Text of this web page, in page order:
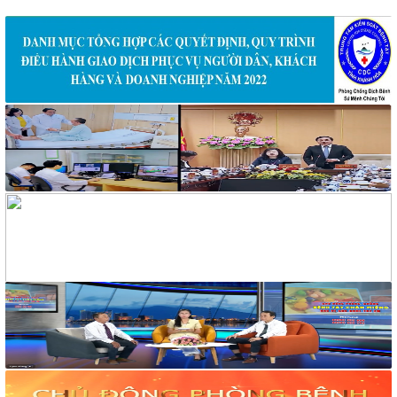
320/BCH-HCKT
V/v Mời báo giá in banner trang trí cho hoạt động phòng,
chống tác hại của thuốc lá
319/BCH-HCKT
V/v Mời báo giá dịch vụ nước uống cho hoạt động truyền
thông phòng, chống tác hại thuốc lá
258/TM-VHXH
Thư mời Báo giá dịch vụ giải khát cho hoạt động truyền thông
và tập huấn phòng, chống tác hại của thuốc lá
2182/VHXH
V/v mời báo giá dịch vụ In ấn tổ chức mít tinh Hưởng ứng
Tuần lễ Quốc gia không khói thuốc lá năm 2026
117/2025/QH15
Luật Bảo vệ bí mật nhà nước